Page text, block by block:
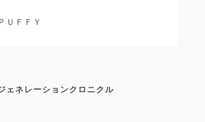
ＵＦＦＹ
ェネレーションクロニクル